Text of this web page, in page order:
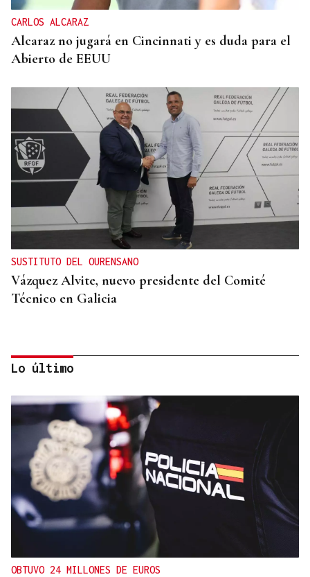
CARLOS ALCARAZ
Alcaraz no jugará en Cincinnati y es duda para el
Abierto de EEUU
SUSTITUTO DEL OURENSANO
Vázquez Alvite, nuevo presidente del Comité
Técnico en Galicia
DALLAS MAVERICKS
Santi Aldama, jugador de la NBA, visita Ourense
Lo último
OBTUVO 24 MILLONES DE EUROS